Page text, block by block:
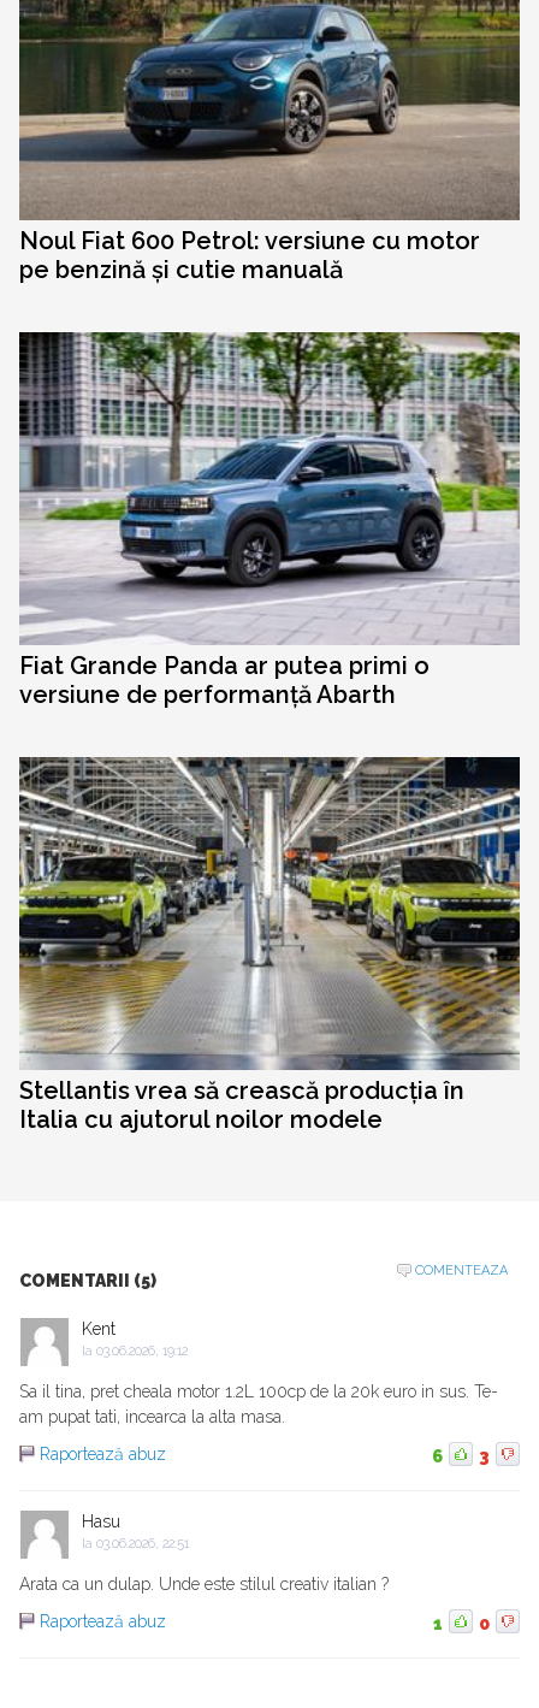
Noul Fiat 600 Petrol: versiune cu motor
pe benzină și cutie manuală
Fiat Grande Panda ar putea primi o
versiune de performanță Abarth
Stellantis vrea să crească producția în
Italia cu ajutorul noilor modele
COMENTARII (5)
COMENTEAZA
Kent
la 03.06.2026, 19:12
Sa il tina, pret cheala motor 1.2L 100cp de la 20k euro in sus. Te-
am pupat tati, incearca la alta masa.
Raportează abuz
6 3
Hasu
la 03.06.2026, 22:51
Arata ca un dulap. Unde este stilul creativ italian ?
Raportează abuz
1 0